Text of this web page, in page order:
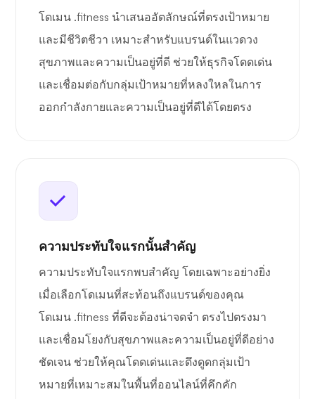
โดเมน .fitness นำเสนออัตลักษณ์ที่ตรงเป้าหมาย
และมีชีวิตชีวา เหมาะสำหรับแบรนด์ในแวดวง
สุขภาพและความเป็นอยู่ที่ดี ช่วยให้ธุรกิจโดดเด่น
และเชื่อมต่อกับกลุ่มเป้าหมายที่หลงใหลในการ
ออกกำลังกายและความเป็นอยู่ที่ดีได้โดยตรง
ความประทับใจแรกนั้นสำคัญ
ความประทับใจแรกพบสำคัญ โดยเฉพาะอย่างยิ่ง
เมื่อเลือกโดเมนที่สะท้อนถึงแบรนด์ของคุณ
โดเมน .fitness ที่ดีจะต้องน่าจดจำ ตรงไปตรงมา
และเชื่อมโยงกับสุขภาพและความเป็นอยู่ที่ดีอย่าง
ชัดเจน ช่วยให้คุณโดดเด่นและดึงดูดกลุ่มเป้า
หมายที่เหมาะสมในพื้นที่ออนไลน์ที่คึกคัก